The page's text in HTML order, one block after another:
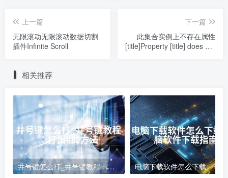
上一篇
无限滚动无限滚动数据切割
插件Infinite Scroll
下一篇
此集合实例上不存在属性
[title]Property [title] does not
相关推荐
井号键怎么打_井号键教程：打出#的方法